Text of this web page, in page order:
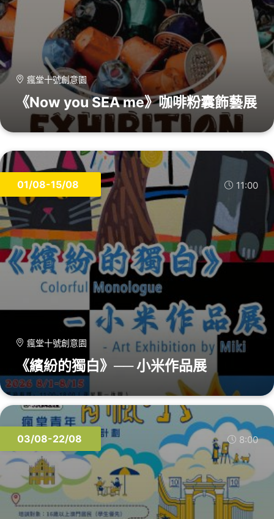
瘋堂十號創意園
《Now you SEA me》咖啡粉囊飾藝展
01/08-15/08 11:00
瘋堂十號創意園
《繽紛的獨白》── 小米作品展
03/08-22/08 8:00